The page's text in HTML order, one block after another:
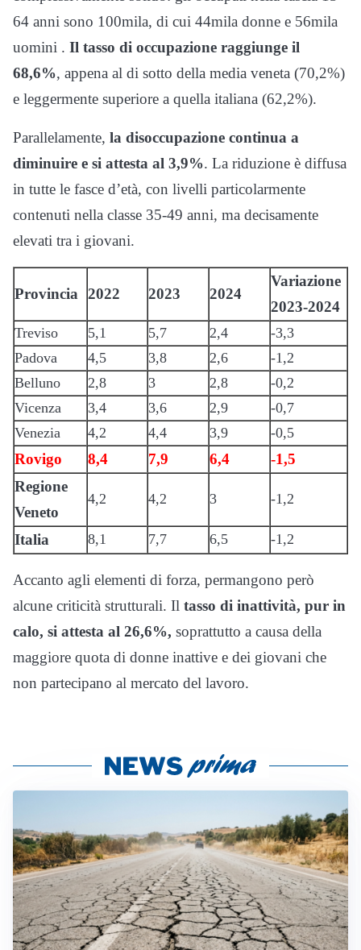
64 anni sono 100mila, di cui 44mila donne e 56mila
uomini . Il tasso di occupazione raggiunge il
68,6%, appena al di sotto della media veneta (70,2%)
e leggermente superiore a quella italiana (62,2%).
Parallelamente, la disoccupazione continua a
diminuire e si attesta al 3,9%. La riduzione è diffusa
in tutte le fasce d’età, con livelli particolarmente
contenuti nella classe 35-49 anni, ma decisamente
elevati tra i giovani.
Provincia 2022 2023 2024
Variazione
2023-2024
Treviso 5,1 5,7 2,4
-3,3
Padova
4,5 3,8 2,6
-1,2
Belluno
2,8 3 2,8
-0,2
Vicenza
3,4 3,6 2,9
-0,7
Venezia
4,2 4,4 3,9 -0,5
Rovigo 8,4 7,9 6,4
-1,5
Regione
Veneto
4,2 4,2 3 -1,2
Italia 8,1 7,7 6,5 -1,2
Accanto agli elementi di forza, permangono però
alcune criticità strutturali. Il tasso di inattività, pur in
calo, si attesta al 26,6%, soprattutto a causa della
maggiore quota di donne inattive e dei giovani che
non partecipano al mercato del lavoro.